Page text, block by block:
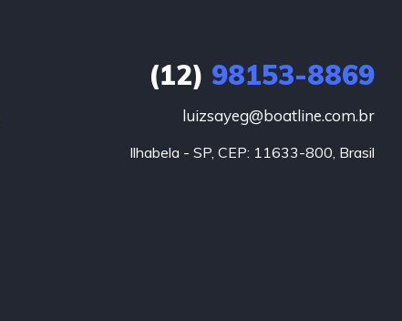
(12) 98153-8869
luizsayeg@boatline.com.br
Ilhabela - SP, CEP: 11633-800, Brasil